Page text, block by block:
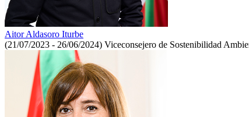
Aitor Aldasoro Iturbe
(21/07/2023 - 26/06/2024) Viceconsejero de Sostenibilidad